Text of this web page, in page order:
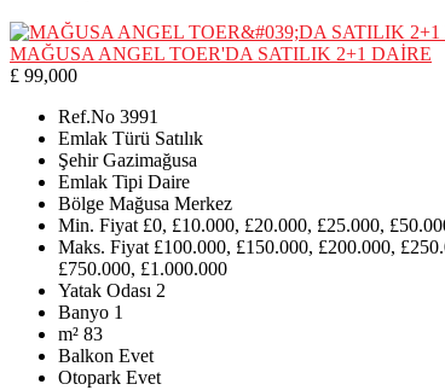
MAĞUSA ANGEL TOER'DA SATILIK 2+1 DAİRE
£ 99,000
Ref.No 3991
Emlak Türü Satılık
Şehir Gazimağusa
Emlak Tipi Daire
Bölge Mağusa Merkez
Min. Fiyat £0, £10.000, £20.000, £25.000,
Maks. Fiyat £100.000, £150.000, £200.000,
£750.000, £1.000.000
Yatak Odası 2
Banyo 1
m² 83
Balkon Evet
Otopark Evet